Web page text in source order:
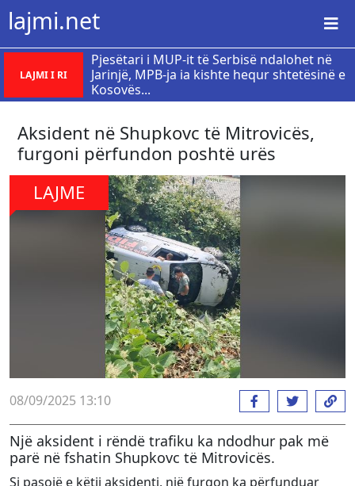
lajmi.net
LAJMI I RI
Pjesëtari i MUP-it të Serbisë ndalohet në
Jarinjë, MPB-ja ia kishte hequr shtetësinë e
Kosovës...
Aksident në Shupkovc të Mitrovicës,
furgoni përfundon poshtë urës
LAJME
08/09/2025 13:10
Një aksident i rëndë trafiku ka ndodhur pak më
parë në fshatin Shupkovc të Mitrovicës.
Si pasojë e këtij aksidenti, një furgon ka përfunduar